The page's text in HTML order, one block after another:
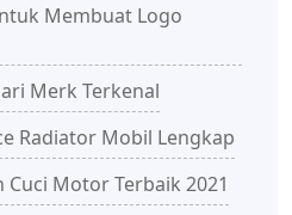
Membuat Logo
Merk Terkenal
Radiator Mobil Lengkap
Motor Terbaik 2021